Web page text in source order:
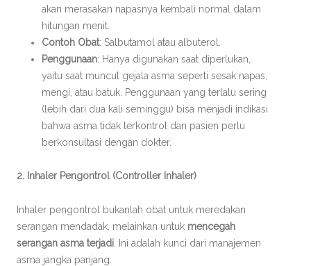
akan merasakan napasnya kembali normal dalam
hitungan menit.
Contoh Obat: Salbutamol atau albuterol.
Penggunaan: Hanya digunakan saat diperlukan,
yaitu saat muncul gejala asma seperti sesak napas,
mengi, atau batuk. Penggunaan yang terlalu sering
(lebih dari dua kali seminggu) bisa menjadi indikasi
bahwa asma tidak terkontrol dan pasien perlu
berkonsultasi dengan dokter.
2. Inhaler Pengontrol (Controller Inhaler)
Inhaler pengontrol bukanlah obat untuk meredakan
serangan mendadak, melainkan untuk mencegah
serangan asma terjadi . Ini adalah kunci dari manajemen
asma jangka panjang.